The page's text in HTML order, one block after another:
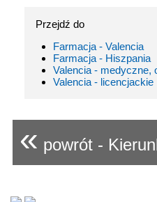
Przejdź do
Farmacja - Valencia
Farmacja - Hiszpania
Valencia - medyczne,
Valencia - licencjackie
« powrót -